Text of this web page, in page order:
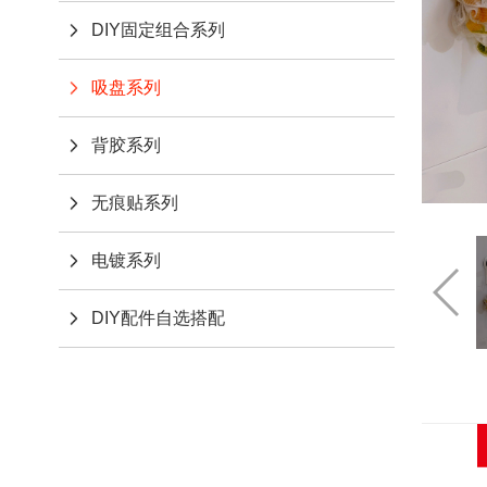
DIY固定组合系列
吸盘系列
背胶系列
无痕贴系列
电镀系列
DIY配件自选搭配